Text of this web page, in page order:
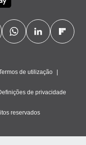
de utilização
de privacidade
reservados